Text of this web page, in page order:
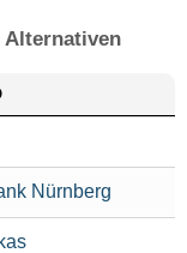
Alternativen
Nürnberg